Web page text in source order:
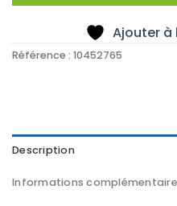
Ajouter à
Référence : 10452765
Description
Informations